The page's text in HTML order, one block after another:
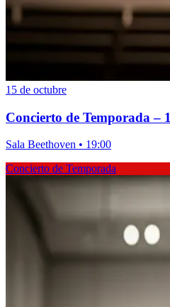
15 de octubre
Concierto de Temporada –
Sala Beethoven • 19:00
Concierto de Temporada